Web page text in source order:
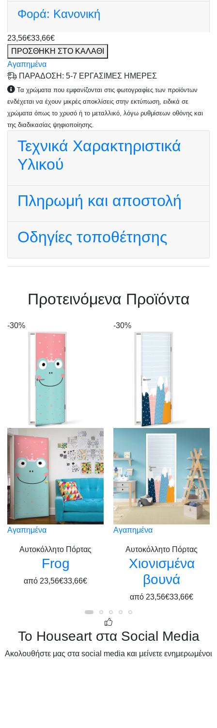
Φορά: Κανονική
23,56€33,66€
ΠΡΟΣΘΗΚΗ ΣΤΟ ΚΑΛΑΘΙ
Αγαπημένα
ΠΑΡΑΔΟΣΗ: 5-7 ΕΡΓΑΣΙΜΕΣ ΗΜΕΡΕΣ
Τα χρώματα που εμφανίζονται στις φωτογραφίες των προϊόντων
ενδέχεται να έχουν μικρές αποκλίσεις στην εκτύπωση, ειδικά σε
χρώματα όπως το χρυσό ή το μεταλλικό, λόγω ρυθμίσεων οθόνης και
της διαδικασίας ψηφιοποίησης.
Τεχνικά Χαρακτηριστικά
Υλικού
Πληρωμή και αποστολή
Οδηγίες τοποθέτησης
Πρoτεινόμενα Προϊόντα
-30%
Αγαπημένα
Αυτοκόλλητο Πόρτας
Frog
από 23,56€33,66€
-30%
Αγαπημένα
Αυτοκόλλητο Πόρτας
Χιονισμένα
βουνά
από 23,56€33,66€
Το Houseart στα Social Media
Ακολουθήστε μας στα social media και μείνετε ενημερωμένοι